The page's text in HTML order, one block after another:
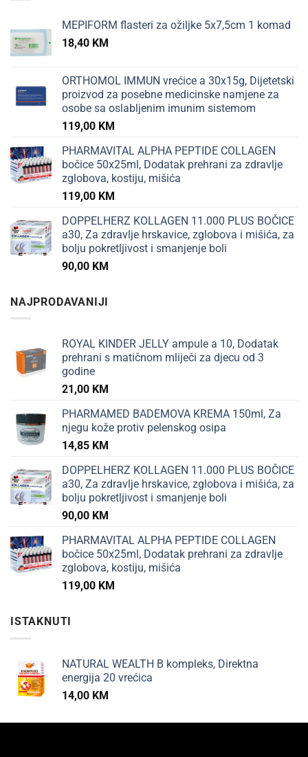
MEPIFORM flasteri za ožiljke 5x7,5cm 1 komad
18,40 KM
ORTHOMOL IMMUN vrećice a 30x15g, Dijetetski
proizvod za posebne medicinske namjene za
osobe sa oslabljenim imunim sistemom
119,00 KM
PHARMAVITAL ALPHA PEPTIDE COLLAGEN
bočice 50x25ml, Dodatak prehrani za zdravlje
zglobova, kostiju, mišića
119,00 KM
DOPPELHERZ KOLLAGEN 11.000 PLUS BOČICE
a30, Za zdravlje hrskavice, zglobova i mišića, za
bolju pokretljivost i smanjenje boli
90,00 KM
NAJPRODAVANIJI
ROYAL KINDER JELLY ampule a 10, Dodatak
prehrani s matičnom mliječi za djecu od 3
godine
21,00 KM
PHARMAMED BADEMOVA KREMA 150ml, Za
njegu kože protiv pelenskog osipa
14,85 KM
DOPPELHERZ KOLLAGEN 11.000 PLUS BOČICE
a30, Za zdravlje hrskavice, zglobova i mišića, za
bolju pokretljivost i smanjenje boli
90,00 KM
PHARMAVITAL ALPHA PEPTIDE COLLAGEN
bočice 50x25ml, Dodatak prehrani za zdravlje
zglobova, kostiju, mišića
119,00 KM
ISTAKNUTI
NATURAL WEALTH B kompleks, Direktna
energija 20 vrećica
14,00 KM